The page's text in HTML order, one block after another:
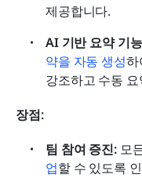
제공합니다.
AI 기반 요약 기
약을 자동 생성하
강조하고 수동
장점:
팀 참여 증진: 모
업할 수 있도록